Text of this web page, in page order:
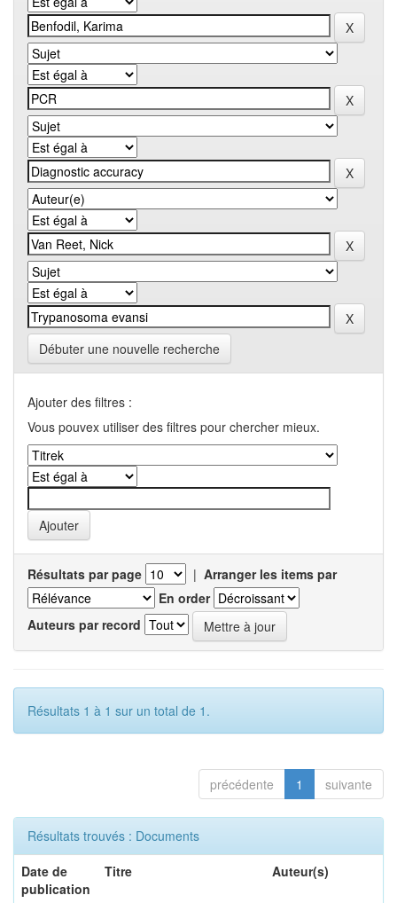
Débuter une nouvelle recherche
Ajouter des filtres :
Vous pouvex utiliser des filtres pour chercher mieux.
Résultats par page | Arranger les items par
En order
Auteurs par record
Résultats 1 à 1 sur un total de 1.
précédente 1 suivante
Résultats trouvés : Documents
Date de
publication
Titre Auteur(s)